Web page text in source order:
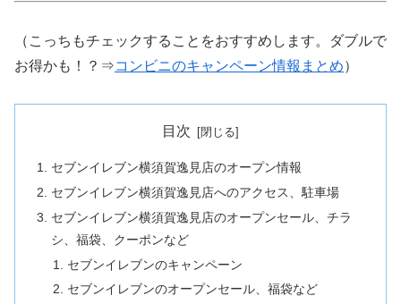
（こっちもチェックすることをおすすめします。ダブルで
お得かも！？⇒コンビニのキャンペーン情報まとめ）
目次
セブンイレブン横須賀逸見店のオープン情報
セブンイレブン横須賀逸見店へのアクセス、駐車場
セブンイレブン横須賀逸見店のオープンセール、チラ
シ、福袋、クーポンなど
セブンイレブンのキャンペーン
セブンイレブンのオープンセール、福袋など